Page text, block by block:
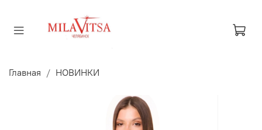
Главная НОВИНКИ